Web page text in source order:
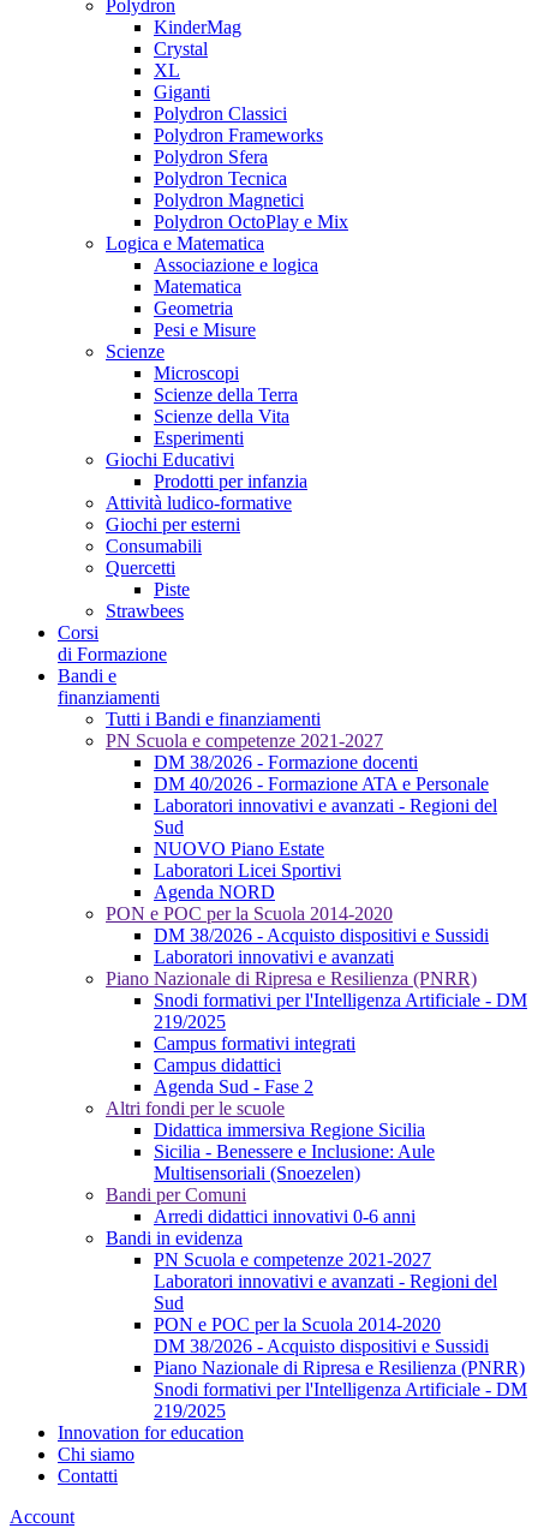
Polydron
KinderMag
Crystal
XL
Giganti
Polydron Classici
Polydron Frameworks
Polydron Sfera
Polydron Tecnica
Polydron Magnetici
Polydron OctoPlay e Mix
Logica e Matematica
Associazione e logica
Matematica
Geometria
Pesi e Misure
Scienze
Microscopi
Scienze della Terra
Scienze della Vita
Esperimenti
Giochi Educativi
Prodotti per infanzia
Attività ludico-formative
Giochi per esterni
Consumabili
Quercetti
Piste
Strawbees
Corsi
di Formazione
Bandi e
finanziamenti
Tutti i Bandi e finanziamenti
PN Scuola e competenze 2021-2027
DM 38/2026 - Formazione docenti
DM 40/2026 - Formazione ATA e Personale
Laboratori innovativi e avanzati - Regioni del
Sud
NUOVO Piano Estate
Laboratori Licei Sportivi
Agenda NORD
PON e POC per la Scuola 2014-2020
DM 38/2026 - Acquisto dispositivi e Sussidi
Laboratori innovativi e avanzati
Piano Nazionale di Ripresa e Resilienza (PNRR)
Snodi formativi per l'Intelligenza Artificiale - DM
219/2025
Campus formativi integrati
Campus didattici
Agenda Sud - Fase 2
Altri fondi per le scuole
Didattica immersiva Regione Sicilia
Sicilia - Benessere e Inclusione: Aule
Multisensoriali (Snoezelen)
Bandi per Comuni
Arredi didattici innovativi 0-6 anni
Bandi in evidenza
PN Scuola e competenze 2021-2027
Laboratori innovativi e avanzati - Regioni del
Sud
PON e POC per la Scuola 2014-2020
DM 38/2026 - Acquisto dispositivi e Sussidi
Piano Nazionale di Ripresa e Resilienza (PNRR)
Snodi formativi per l'Intelligenza Artificiale - DM
219/2025
Innovation for education
Chi siamo
Contatti
Account